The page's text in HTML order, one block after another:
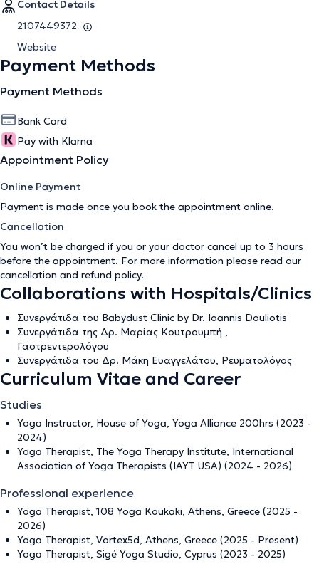
Contact Details
2107449372
Website
Payment Methods
Payment Methods
Bank Card
Pay with Klarna
Appointment Policy
Online Payment
Payment is made once you book the appointment online.
Cancellation
You won’t be charged if you or your doctor cancel up to 3 hours
before the appointment. For more information please read our
cancellation and refund policy.
Collaborations with Hospitals/Clinics
Συνεργάτιδα του Babydust Clinic by Dr. Ioannis Douliotis
Συνεργάτιδα της Δρ. Μαρίας Κουτρουμπή ,
Γαστρεντερολόγου
Συνεργάτιδα του Δρ. Μάκη Ευαγγελάτου, Ρευματολόγος
Curriculum Vitae and Career
Studies
Yoga Instructor, House of Yoga, Yoga Alliance 200hrs (2023 -
2024)
Yoga Therapist, The Yoga Therapy Institute, International
Association of Yoga Therapists (IAYT USA) (2024 - 2026)
Professional experience
Yoga Therapist, 108 Yoga Koukaki, Athens, Greece (2025 -
2026)
Yoga Therapist, Vortex5d, Athens, Greece (2025 - Present)
Yoga Therapist, Sigé Yoga Studio, Cyprus (2023 - 2025)